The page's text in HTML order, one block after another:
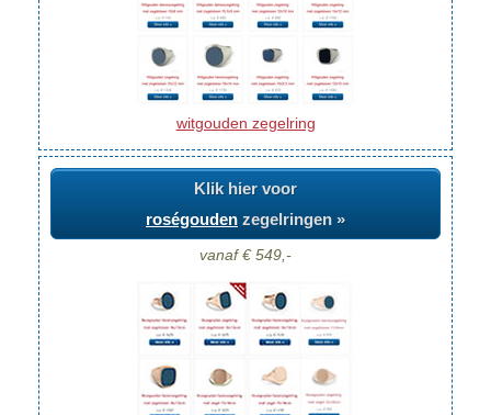
witgouden zegelring
Klik hier voor
roségouden zegelringen »
vanaf € 549,-